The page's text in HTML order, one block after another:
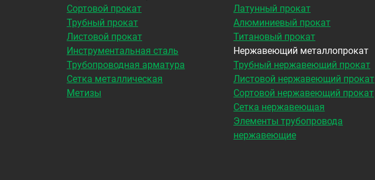
Сортовой прокат
Трубный прокат
Листовой прокат
Инструментальная сталь
Трубопроводная арматура
Сетка металлическая
Метизы
Латунный прокат
Алюминиевый прокат
Титановый прокат
Нержавеющий металлопрокат
Трубный нержавеющий прокат
Листовой нержавеющий прокат
Сортовой нержавеющий прокат
Сетка нержавеющая
Элементы трубопровода
нержавеющие